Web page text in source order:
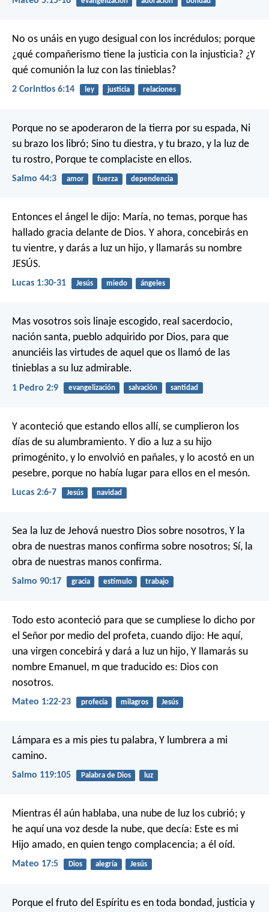
No os unáis en yugo desigual con los incrédulos; porque
¿qué compañerismo tiene la justicia con la injusticia? ¿Y
qué comunión la luz con las tinieblas?
2 Corintios 6:14 ley justicia relaciones
Porque no se apoderaron de la tierra por su espada, Ni
su brazo los libró; Sino tu diestra, y tu brazo, y la luz de
tu rostro, Porque te complaciste en ellos.
Salmo 44:3 amor fuerza dependencia
Entonces el ángel le dijo: María, no temas, porque has
hallado gracia delante de Dios. Y ahora, concebirás en
tu vientre, y darás a luz un hijo, y llamarás su nombre
JESÚS.
Lucas 1:30-31 Jesús miedo ángeles
Mas vosotros sois linaje escogido, real sacerdocio,
nación santa, pueblo adquirido por Dios, para que
anunciéis las virtudes de aquel que os llamó de las
tinieblas a su luz admirable.
1 Pedro 2:9 evangelización salvación santidad
Y aconteció que estando ellos allí, se cumplieron los
días de su alumbramiento. Y dio a luz a su hijo
primogénito, y lo envolvió en pañales, y lo acostó en un
pesebre, porque no había lugar para ellos en el mesón.
Lucas 2:6-7 Jesús navidad
Sea la luz de Jehová nuestro Dios sobre nosotros, Y la
obra de nuestras manos confirma sobre nosotros; Sí, la
obra de nuestras manos confirma.
Salmo 90:17 gracia estímulo trabajo
Todo esto aconteció para que se cumpliese lo dicho por
el Señor por medio del profeta, cuando dijo: He aquí,
una virgen concebirá y dará a luz un hijo, Y llamarás su
nombre Emanuel, m que traducido es: Dios con
nosotros.
Mateo 1:22-23 profecía milagros Jesús
Lámpara es a mis pies tu palabra, Y lumbrera a mi
camino.
Salmo 119:105 Palabra de Dios luz
Mientras él aún hablaba, una nube de luz los cubrió; y
he aquí una voz desde la nube, que decía: Este es mi
Hijo amado, en quien tengo complacencia; a él oíd.
Mateo 17:5 Dios alegría Jesús
Porque el fruto del Espíritu es en toda bondad, justicia y